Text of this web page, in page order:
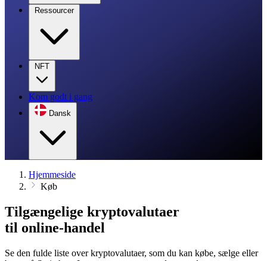
Ressourcer
NFT
Kom godt i gang
Dansk
Hjemmeside
Køb
Tilgængelige kryptovalutaer
til online-handel
Se den fulde liste over kryptovalutaer, som du kan købe, sælge eller